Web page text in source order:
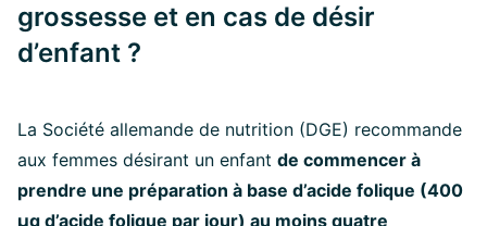
grossesse et en cas de désir
d’enfant ?
La Société allemande de nutrition (DGE) recommande
aux femmes désirant un enfant de commencer à
prendre une préparation à base d’acide folique (400
µg d’acide folique par jour) au moins quatre